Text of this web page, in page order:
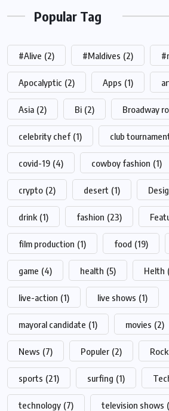
Popular Tag
#Alive (2) #Maldives (2)
Apocalyptic (2) Apps (1)
Asia (2) Bi (2) Broadway
celebrity chef (1) club
covid-19 (4) cowboy fashion (1)
crypto (2) desert (1)
drink (1) fashion (23)
film production (1) food (19)
game (4) health (5) Helth
live-action (1) live shows (1)
mayoral candidate (1) movies (2)
News (7) Populer (2)
sports (21) surfing (1)
technology (7) television shows